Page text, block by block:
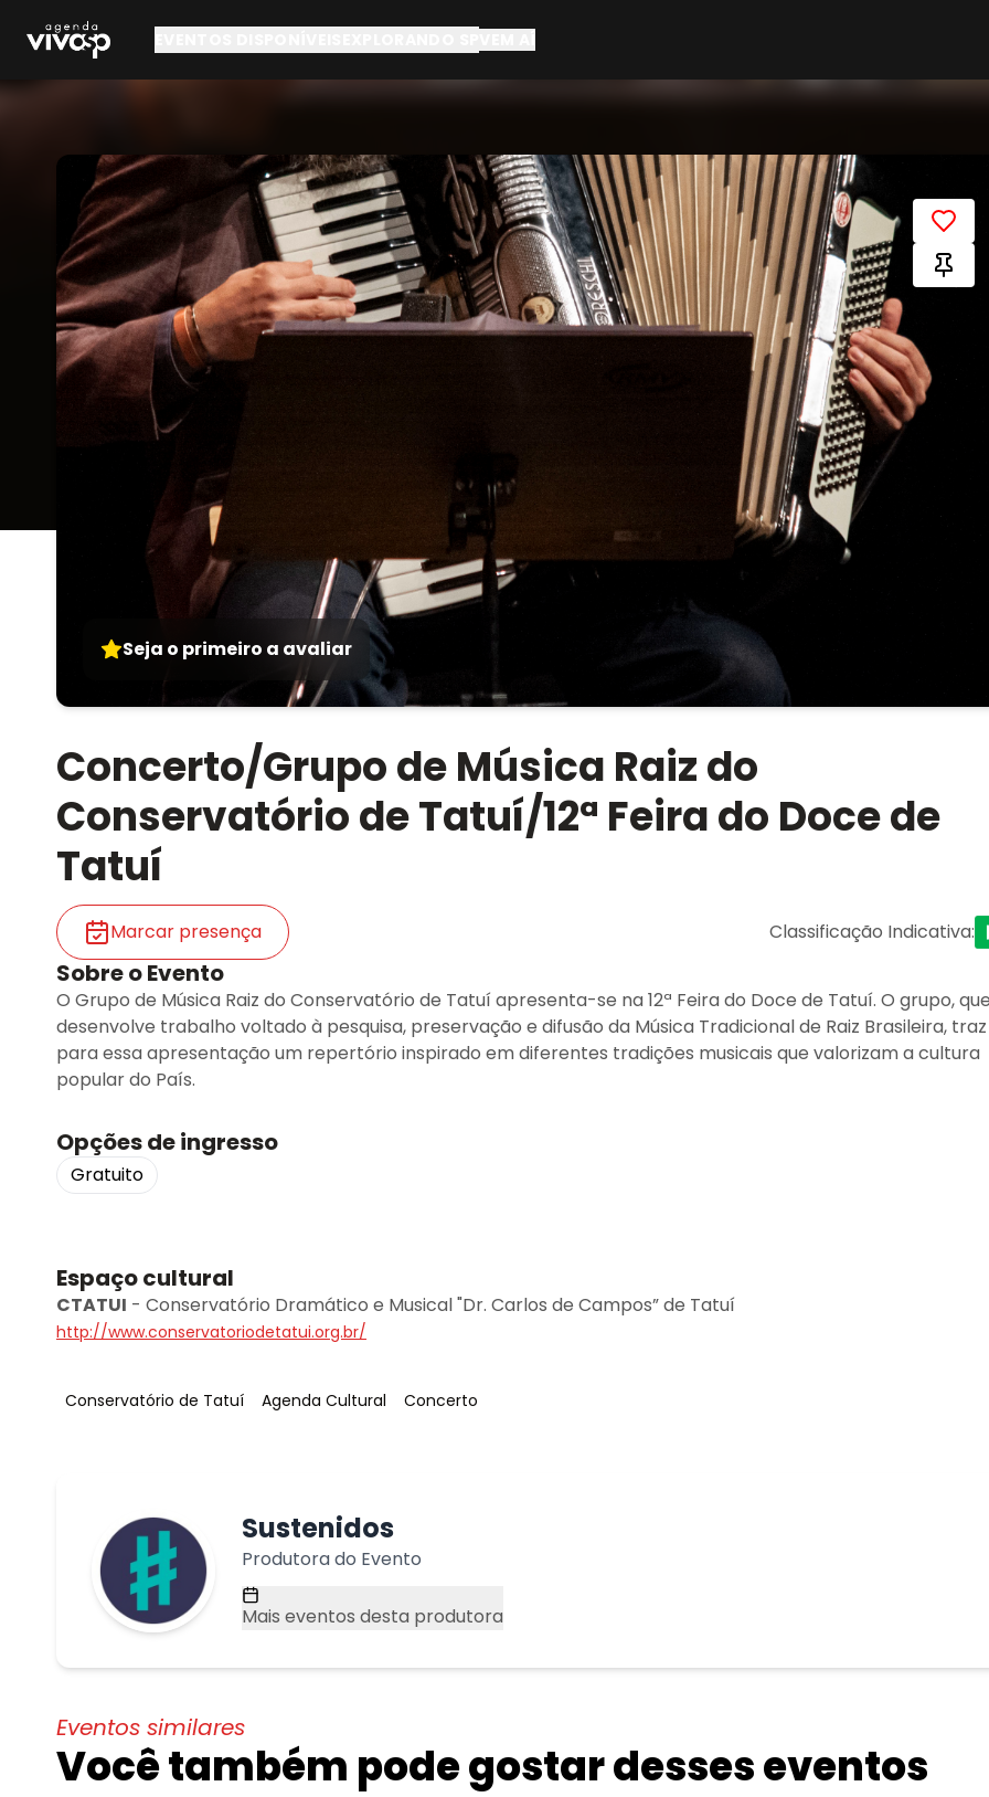
Seja o primeiro a avaliar
Concerto/Grupo de Música Raiz do
Conservatório de Tatuí/12ª Feira do Doce de
Tatuí
Marcar presença Classificação Indicativa:
Sobre o Evento
O Grupo de Música Raiz do Conservatório de Tatuí apresenta-se na 12ª Feira do Doce de Tatuí. O grupo, que
desenvolve trabalho voltado à pesquisa, preservação e difusão da Música Tradicional de Raiz Brasileira, traz
para essa apresentação um repertório inspirado em diferentes tradições musicais que valorizam a cultura
popular do País.
Opções de ingresso
Gratuito
Espaço cultural
CTATUI - Conservatório Dramático e Musical "Dr. Carlos de Campos” de Tatuí
http://www.conservatoriodetatui.org.br/
Tag:
Conservatório de Tatuí Tag:
Agenda Cultural Tag:
Concerto
Sustenidos
Produtora do Evento
Mais eventos desta produtora
Eventos similares
Você também pode gostar desses eventos